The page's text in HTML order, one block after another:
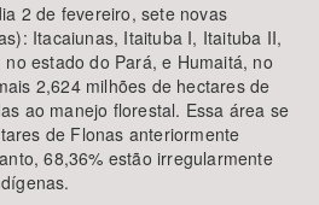
2 de fevereiro, sete novas
Itacaiunas, Itaituba I, Itaituba II,
estado do Pará, e Humaitá, no
2,624 milhões de hectares de
ao manejo florestal. Essa área se
de Flonas anteriormente
68,36% estão irregularmente